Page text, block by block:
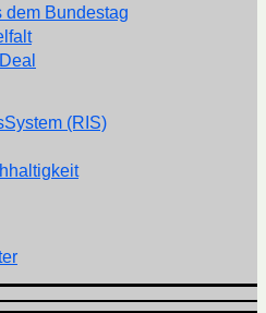
dem Bundestag
(RIS)